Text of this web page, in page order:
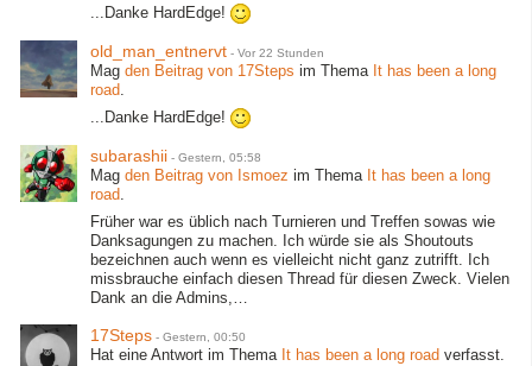
...Danke HardEdge!
old_man_entnervt - Vor 22 Stunden
Mag den Beitrag von 17Steps im Thema It has been a long
road.
...Danke HardEdge!
subarashii - Gestern, 05:58
Mag den Beitrag von Ismoez im Thema It has been a long
road.
Früher war es üblich nach Turnieren und Treffen sowas wie
Danksagungen zu machen. Ich würde sie als Shoutouts
bezeichnen auch wenn es vielleicht nicht ganz zutrifft. Ich
missbrauche einfach diesen Thread für diesen Zweck. Vielen
Dank an die Admins,…
17Steps - Gestern, 00:50
Hat eine Antwort im Thema It has been a long road verfasst.